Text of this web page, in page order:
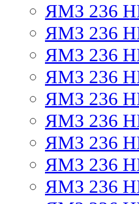
ЯМЗ 236
ЯМЗ 236
ЯМЗ 236
ЯМЗ 236
ЯМЗ 236
ЯМЗ 236
ЯМЗ 236
ЯМЗ 236
ЯМЗ 236